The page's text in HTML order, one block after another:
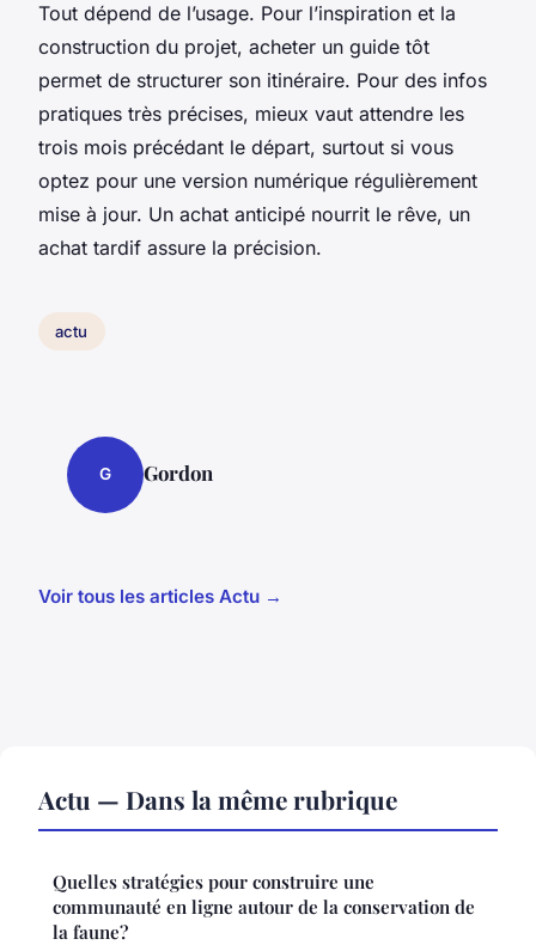
Tout dépend de l’usage. Pour l’inspiration et la
construction du projet, acheter un guide tôt
permet de structurer son itinéraire. Pour des infos
pratiques très précises, mieux vaut attendre les
trois mois précédant le départ, surtout si vous
optez pour une version numérique régulièrement
mise à jour. Un achat anticipé nourrit le rêve, un
achat tardif assure la précision.
actu
G Gordon
Voir tous les articles Actu →
Actu — Dans la même rubrique
Quelles stratégies pour construire une
communauté en ligne autour de la conservation de
la faune?